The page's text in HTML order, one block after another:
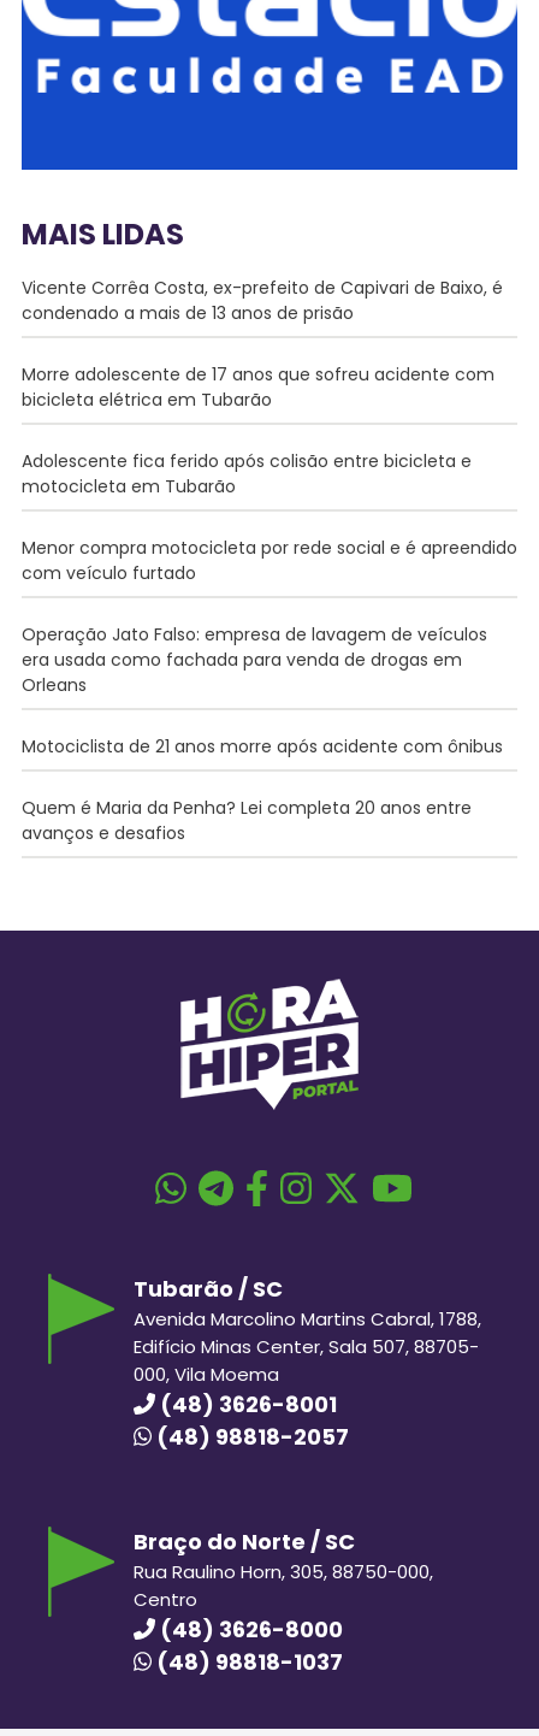
MAIS LIDAS
Vicente Corrêa Costa, ex-prefeito de Capivari de Baixo, é
condenado a mais de 13 anos de prisão
Morre adolescente de 17 anos que sofreu acidente com
bicicleta elétrica em Tubarão
Adolescente fica ferido após colisão entre bicicleta e
motocicleta em Tubarão
Menor compra motocicleta por rede social e é apreendido
com veículo furtado
Operação Jato Falso: empresa de lavagem de veículos
era usada como fachada para venda de drogas em
Orleans
Motociclista de 21 anos morre após acidente com ônibus
Quem é Maria da Penha? Lei completa 20 anos entre
avanços e desafios
Tubarão / SC
Avenida Marcolino Martins Cabral, 1788,
Edifício Minas Center, Sala 507, 88705-
000, Vila Moema
(48) 3626-8001
(48) 98818-2057
Braço do Norte / SC
Rua Raulino Horn, 305, 88750-000,
Centro
(48) 3626-8000
(48) 98818-1037